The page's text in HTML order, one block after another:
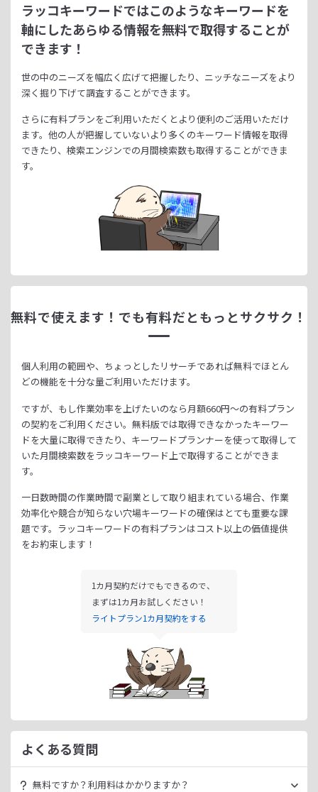
ラッコキーワードではこのようなキーワードを
軸にしたあらゆる情報を無料で取得することが
できます！
世の中のニーズを幅広く広げて把握したり、 ニッチなニーズをより
深く掘り下げて調査することができます。
さらに有料プランをご利用いただくとより便利のご活用いただけ
ます。 他の人が把握していないより多くのキーワード情報を取得
できたり、 検索エンジンでの月間検索数も取得することができま
す。
無料で使えます！ でも有料だともっとサクサク！
個人利用の範囲や、ちょっとしたリサーチであれば無料でほとん
どの機能を十分な量ご利用いただけます。
ですが、もし作業効率を上げたいのなら月額660円～の有料プラン
の契約をご利用ください。 無料版では取得できなかったキーワー
ドを大量に取得できたり、 キーワードプランナーを使って取得して
いた月間検索数をラッコキーワード上で取得することができま
す。
一日数時間の作業時間で副業として取り組まれている場合、 作業
効率化や競合が知らない穴場キーワードの確保はとても重要な課
題です。 ラッコキーワードの有料プランはコスト以上の価値提供
をお約束します！
1カ月契約だけでもできるので、
まずは1カ月お試しください！
ライトプラン1カ月契約をする
よくある質問
無料ですか？利用料はかかりますか？